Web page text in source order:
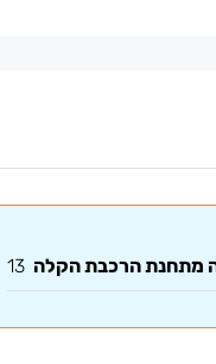
מתחנת הרכבת הקלה 13